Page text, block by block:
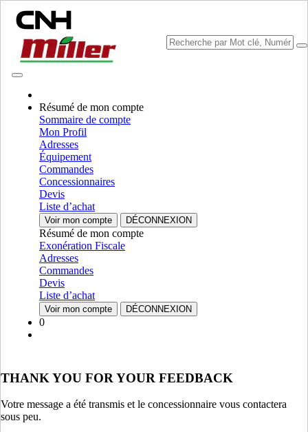
Résumé de mon compte
Sommaire de compte
Mon Profil
Adresses
Équipement
Commandes
Concessionnaires
Devis
Liste d’achat
Voir mon compte DÉCONNEXION
Résumé de mon compte
Exonération Fiscale
Adresses
Commandes
Devis
Liste d’achat
Voir mon compte DÉCONNEXION
0
THANK YOU FOR YOUR FEEDBACK
Votre message a été transmis et le concessionnaire vous contactera
sous peu.
Sélectionner marque
Fermer le Menu
EQUIPMENT
AUTORÉPARATION
EQUIPMENTALL EQUIPMENT
Engine
AgriculturalAgricultural
AFFICHER TOUT
Crop Production Equipment
Changer marque